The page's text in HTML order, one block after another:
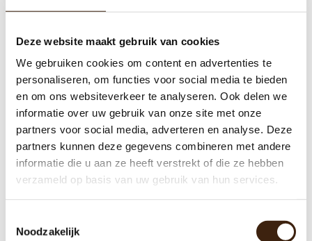
Deze website maakt gebruik van cookies
We gebruiken cookies om content en advertenties te
personaliseren, om functies voor social media te bieden
en om ons websiteverkeer te analyseren. Ook delen we
informatie over uw gebruik van onze site met onze
partners voor social media, adverteren en analyse. Deze
partners kunnen deze gegevens combineren met andere
informatie die u aan ze heeft verstrekt of die ze hebben
verzameld op basis van uw gebruik van hun services.
Noodzakelijk
Brewer voor Animo